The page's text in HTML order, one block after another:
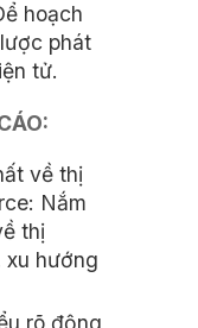
hoạch
phát
tử.
về thị
Nắm
thị
xu hướng
rõ động